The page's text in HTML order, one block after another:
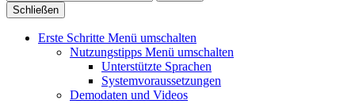
Schließen
Erste Schritte Menü umschalten
Nutzungstipps Menü umschalten
Unterstützte Sprachen
Systemvoraussetzungen
Demodaten und Videos